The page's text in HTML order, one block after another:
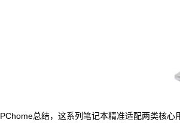
PChome总结，这系列笔记本精准适配两类核心